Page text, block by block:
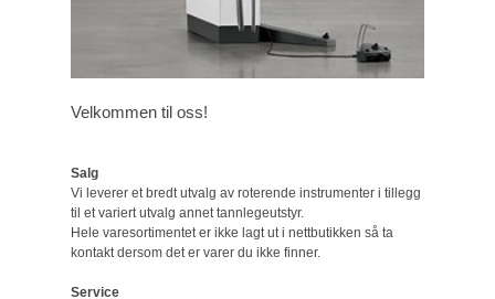
Velkommen til oss!
Salg
Vi leverer et bredt utvalg av roterende instrumenter i tillegg
til et variert utvalg annet tannlegeutstyr.
Hele varesortimentet er ikke lagt ut i nettbutikken så ta
kontakt dersom det er varer du ikke finner.
Service